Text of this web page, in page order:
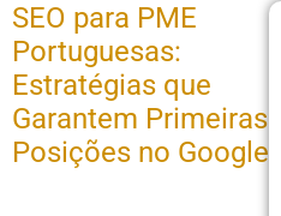
SEO para PME
Portuguesas:
Estratégias que
Garantem Primeiras
Posições no Google